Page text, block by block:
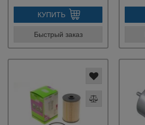
КУПИТЬ
Быстрый заказ